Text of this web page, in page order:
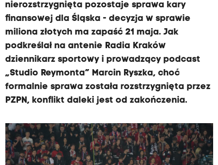
nierozstrzygnięta pozostaje sprawa kary
finansowej dla Śląska - decyzja w sprawie
miliona złotych ma zapaść 21 maja. Jak
podkreślał na antenie Radia Kraków
dziennikarz sportowy i prowadzący podcast
„Studio Reymonta” Marcin Ryszka, choć
formalnie sprawa została rozstrzygnięta przez
PZPN, konflikt daleki jest od zakończenia.